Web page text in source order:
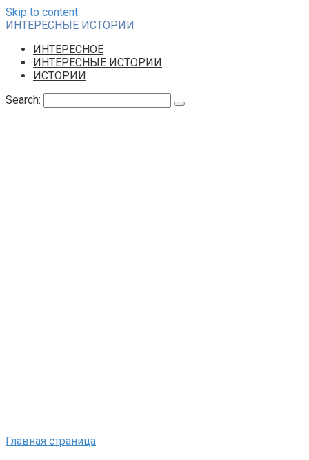
Skip to content
ИНТЕРЕСНЫЕ ИСТОРИИ
ИНТЕРЕСНОЕ
ИНТЕРЕСНЫЕ ИСТОРИИ
ИСТОРИИ
Search:
Главная страница